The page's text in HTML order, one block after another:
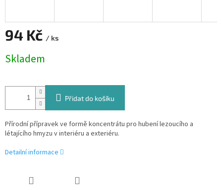
94 Kč / ks
cena:
Skladem
Přidat do košíku
Přírodní přípravek ve formě koncentrátu pro hubení lezoucího a
létajícího hmyzu v interiéru a exteriéru.
Detailní informace